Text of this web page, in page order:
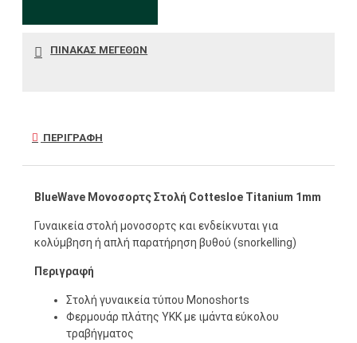
ΠΊΝΑΚΑΣ ΜΕΓΕΘΏΝ
ΠΕΡΙΓΡΑΦΉ
BlueWave Μονοσορτς Στολή Cottesloe Titanium 1mm
Γυναικεία στολή μονοσορτς και ενδείκνυται για
κολύμβηση ή απλή παρατήρηση βυθού (snorkelling)
Περιγραφή
Στολή γυναικεία τύπου Monoshorts
Φερμουάρ πλάτης YKK με ιμάντα εύκολου
τραβήγματος